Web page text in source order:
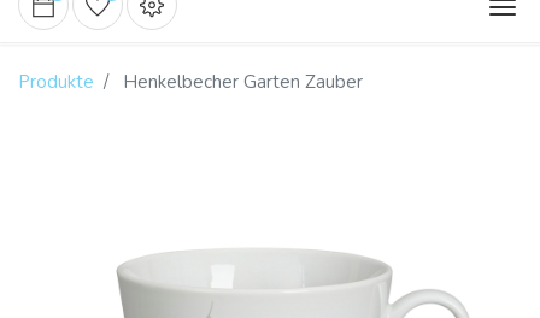
Produkte Henkelbecher Garten Zauber